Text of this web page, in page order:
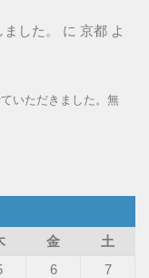
した。 に 京都よ
いただきました。無
金
土
6
7